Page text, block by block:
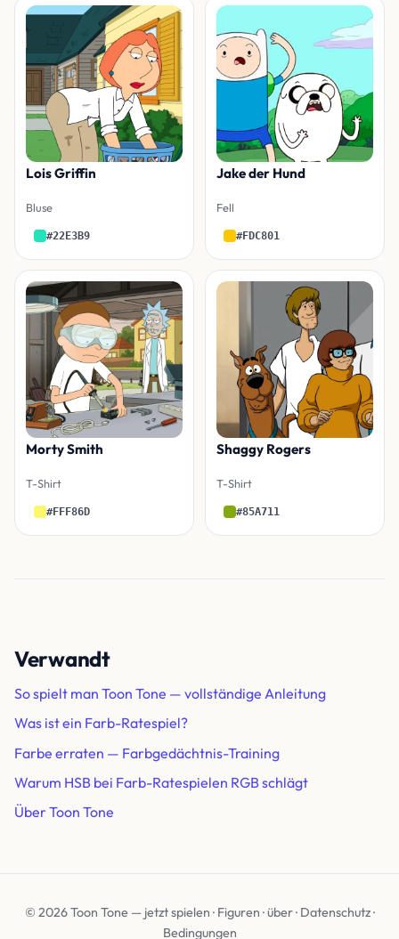
Lois Griffin
Bluse
#22E3B9
Jake der Hund
Fell
#FDC801
Morty Smith
T-Shirt
#FFF86D
Shaggy Rogers
T-Shirt
#85A711
Verwandt
So spielt man Toon Tone — vollständige Anleitung
Was ist ein Farb-Ratespiel?
Farbe erraten — Farbgedächtnis-Training
Warum HSB bei Farb-Ratespielen RGB schlägt
Über Toon Tone
© 2026 Toon Tone — jetzt spielen · Figuren ·über· Datenschutz·
Bedingungen